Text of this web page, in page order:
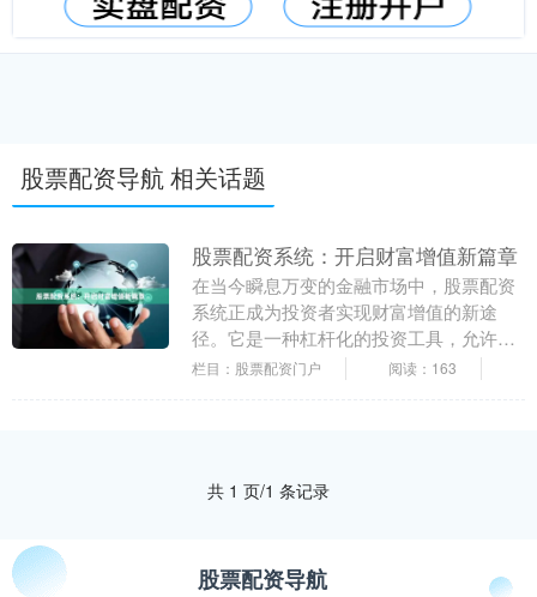
股票配资导航 相关话题
股票配资系统：开启财富增值新篇章
在当今瞬息万变的金融市场中，股票配资
系统正成为投资者实现财富增值的新途
径。它是一种杠杆化的投资工具，允许投
资者以较小的初始资金撬动更大的投资
栏目：股票配资门户 阅读：163
共 1 页/1 条记录
股票配资导航